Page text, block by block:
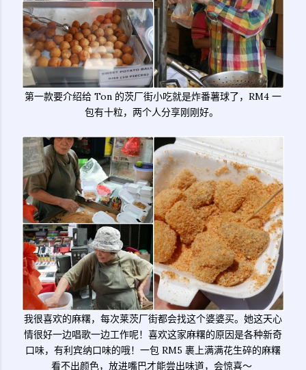
第一款要介绍给 Ton 的茨厂街小吃就是炸番薯球了，RM4 一
包有十粒，两个人分享刚刚好。
我很喜欢的麻糬，每次莱茨厂街都会找这个婆婆买。她这天心
情很好一边唱歌一边工作呢！喜欢这家麻糬的原因是各种新奇
口味，有利宾纳口味的哦！一包 RM5 裹上满满花生碎的麻糬
看不出颜色，放进嘴巴才能尝出味道，会惊喜～